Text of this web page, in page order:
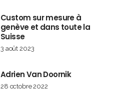
Custom sur mesure à
genève et dans toute la
Suisse
3 août 2023
Adrien Van Doornik
28 octobre 2022